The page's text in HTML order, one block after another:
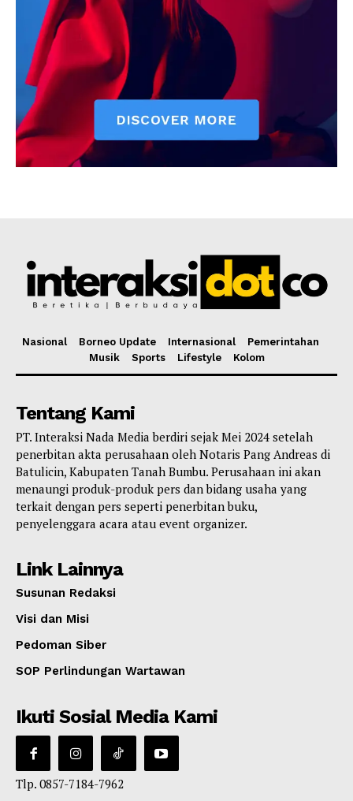
Nasional Borneo Update Internasional
Pemerintahan
Musik
Sports Lifestyle Kolom
Tentang Kami
PT. Interaksi Nada Media berdiri sejak Mei 2024 setelah
penerbitan akta perusahaan oleh Notaris Pang Andreas di
Batulicin, Kabupaten Tanah Bumbu. Perusahaan ini akan
menaungi produk-produk pers dan bidang usaha yang
terkait dengan pers seperti penerbitan buku,
penyelenggara acara atau event organizer.
Link Lainnya
Susunan Redaksi
Visi dan Misi
Pedoman Siber
SOP Perlindungan Wartawan
Ikuti Sosial Media Kami
Tlp. 0857-7184-7962